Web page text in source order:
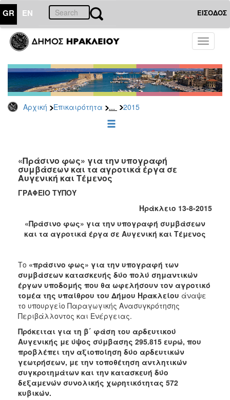
GR EN ΕΙΣΟΔΟΣ
Toggle
Αρχική Επικαιρότητα ... 2015
ΕΠΙΚΑΙΡΟΤΗΤΑ
Τύπου
Αρχείο
2026
2025
2022
2021
2020
2018
2017
2015
2013
2012
2011
2010
2006
ΔΗΜΟΤΗΣ
«Πράσινο φως» για την υπογραφή
συμβάσεων και τα αγροτικά έργα σε
Αυγενική και Τέμενος
ΓΡΑΦΕΙΟ ΤΥΠΟΥ
Ηράκλειο 13-8-2015
«Πράσινο φως» για την υπογραφή συμβάσεων
και τα αγροτικά έργα σε Αυγενική και Τέμενος
Το «πράσινο φως» για την υπογραφή των
συμβάσεων κατασκευής δύο πολύ σημαντικών
έργων υποδομής που θα ωφελήσουν τον αγροτικό
τομέα της υπαίθρου του Δήμου Ηρακλείου άναψε
το υπουργείο Παραγωγικής Ανασυγκρότησης
Περιβάλλοντος και Ενέργειας.
Πρόκειται για τη β΄ φάση του αρδευτικού
Αυγενικής με ύψος σύμβασης 295.815 ευρώ, που
προβλέπει την αξιοποίηση δύο αρδευτικών
γεωτρήσεων, με την τοποθέτηση αντλητικών
συγκροτημάτων και την κατασκευή δύο
δεξαμενών συνολικής χωρητικότητας 572
κυβικών.